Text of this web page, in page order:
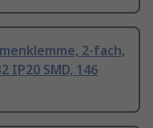
2-fach,
IP20 SMD, 146